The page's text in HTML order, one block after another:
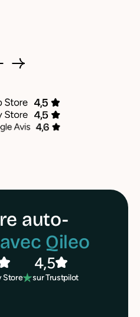
auto-
avec Qileo
Store
4,5
sur Trustpilot